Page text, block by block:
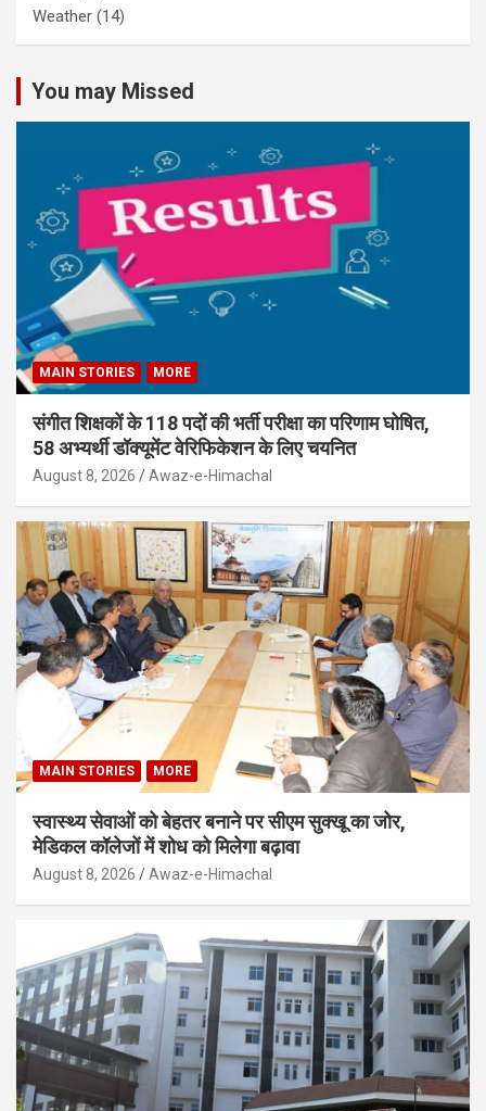
Weather (14)
You may Missed
MAIN STORIES MORE
संगीत शिक्षकों के 118 पदों की भर्ती परीक्षा का परिणाम घोषित,
58 अभ्यर्थी डॉक्यूमेंट वेरिफिकेशन के लिए चयनित
August 8, 2026 Awaz-e-Himachal
MAIN STORIES MORE
स्वास्थ्य सेवाओं को बेहतर बनाने पर सीएम सुक्खू का जोर,
मेडिकल कॉलेजों में शोध को मिलेगा बढ़ावा
August 8, 2026 Awaz-e-Himachal